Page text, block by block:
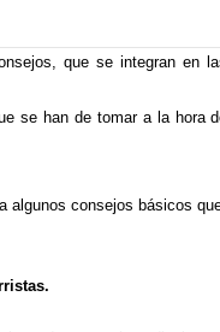
que se integran en
se han de tomar a la hora
algunos consejos básicos